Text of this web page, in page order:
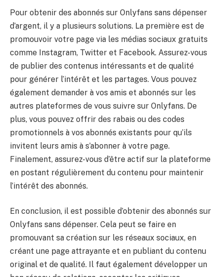
Pour obtenir des abonnés sur Onlyfans sans dépenser
d’argent, il y a plusieurs solutions. La première est de
promouvoir votre page via les médias sociaux gratuits
comme Instagram, Twitter et Facebook. Assurez-vous
de publier des contenus intéressants et de qualité
pour générer l’intérêt et les partages. Vous pouvez
également demander à vos amis et abonnés sur les
autres plateformes de vous suivre sur Onlyfans. De
plus, vous pouvez offrir des rabais ou des codes
promotionnels à vos abonnés existants pour qu’ils
invitent leurs amis à s’abonner à votre page.
Finalement, assurez-vous d’être actif sur la plateforme
en postant régulièrement du contenu pour maintenir
l’intérêt des abonnés.
En conclusion, il est possible d’obtenir des abonnés sur
Onlyfans sans dépenser. Cela peut se faire en
promouvant sa création sur les réseaux sociaux, en
créant une page attrayante et en publiant du contenu
original et de qualité. Il faut également développer un